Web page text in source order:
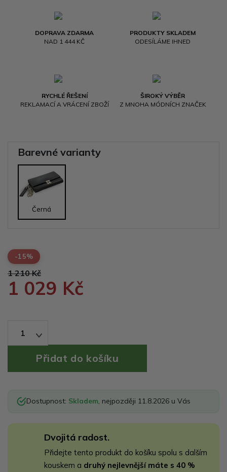
DOPRAVA ZDARMA
NAD 1 444 KČ
PRODUKTY SKLADEM
ODESÍLÁME IHNED
RYCHLÉ ŘEŠENÍ
REKLAMACÍ A VRÁCENÍ ZBOŽÍ
ŠIROKÝ VÝBĚR
Z MNOHA MÓDNÍCH ZNAČEK
Barevné varianty
Černá
-15%
1 210 Kč
1 029 Kč
1
Dostupnost: Skladem, nejpozději 11.8.2026 u Vás
Dvojitá radost.
Přidejte tento produkt do košíku spolu s dalším
kouskem a druhý nejlevnější máte s 40 %